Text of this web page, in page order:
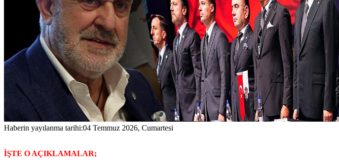
Haberin yayılanma tarihi:04 Temmuz 2026, Cumartesi
İŞTE O AÇIKLAMALAR;